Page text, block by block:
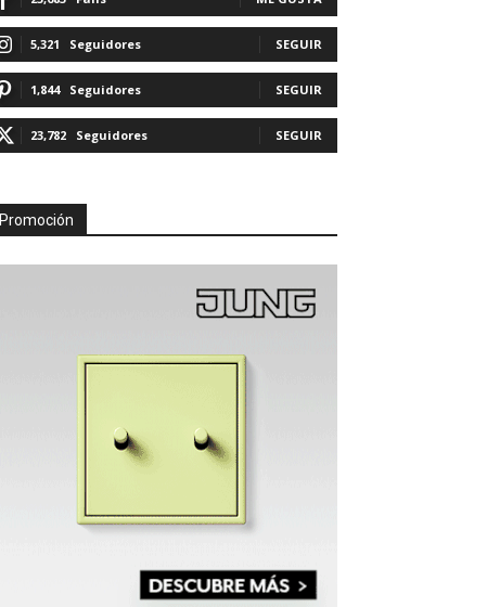
5,321 Seguidores SEGUIR
1,844 Seguidores SEGUIR
23,782 Seguidores SEGUIR
Promoción